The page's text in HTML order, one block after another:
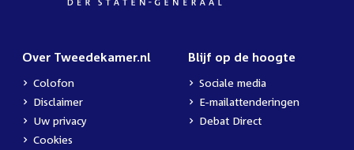
Over Tweedekamer.nl
Colofon
Disclaimer
Uw privacy
Cookies
Blijf op de hoogte
Sociale media
E-mailattenderingen
Debat Direct